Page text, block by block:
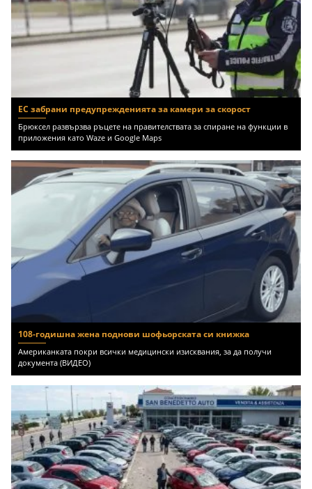
ЕС забрани предупрежденията за камери за скорост
Брюксел развързва ръцете на правителствата за спиране на функции в
приложения като Waze и Google Maps
108-годишна жена поднови шофьорската си книжка
Американката покри всички медицински изисквания, за да получи
документа (ВИДЕО)